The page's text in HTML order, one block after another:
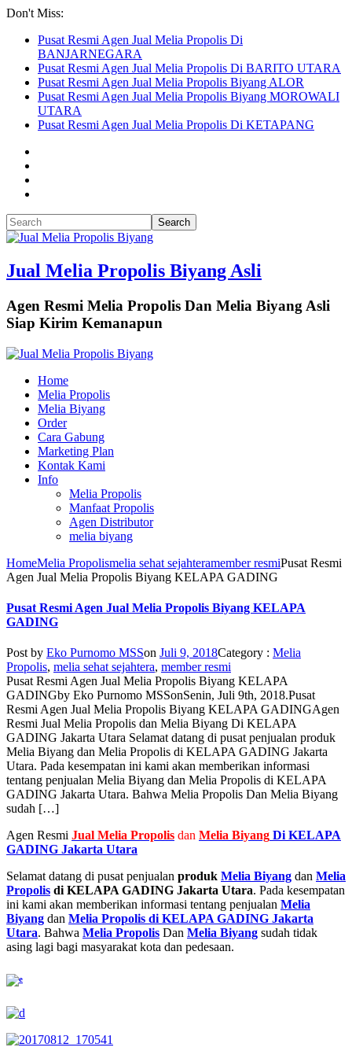
Don't Miss:
Pusat Resmi Agen Jual Melia Propolis Di
BANJARNEGARA
Pusat Resmi Agen Jual Melia Propolis Di BARITO UTARA
Pusat Resmi Agen Jual Melia Propolis Biyang ALOR
Pusat Resmi Agen Jual Melia Propolis Biyang MOROWALI
UTARA
Pusat Resmi Agen Jual Melia Propolis Di KETAPANG
Jual Melia Propolis Biyang Asli
Agen Resmi Melia Propolis Dan Melia Biyang Asli
Siap Kirim Kemanapun
Home
Melia Propolis
Melia Biyang
Order
Cara Gabung
Marketing Plan
Kontak Kami
Info
Melia Propolis
Manfaat Propolis
Agen Distributor
melia biyang
HomeMelia Propolismelia sehat sejahteramember resmiPusat Resmi
Agen Jual Melia Propolis Biyang KELAPA GADING
Pusat Resmi Agen Jual Melia Propolis Biyang KELAPA
GADING
Post by Eko Purnomo MSSon Juli 9, 2018Category : Melia
Propolis, melia sehat sejahtera, member resmi
Pusat Resmi Agen Jual Melia Propolis Biyang KELAPA
GADINGby Eko Purnomo MSSonSenin, Juli 9th, 2018.Pusat
Resmi Agen Jual Melia Propolis Biyang KELAPA GADINGAgen
Resmi Jual Melia Propolis dan Melia Biyang Di KELAPA
GADING Jakarta Utara Selamat datang di pusat penjualan produk
Melia Biyang dan Melia Propolis di KELAPA GADING Jakarta
Utara. Pada kesempatan ini kami akan memberikan informasi
tentang penjualan Melia Biyang dan Melia Propolis di KELAPA
GADING Jakarta Utara. Bahwa Melia Propolis Dan Melia Biyang
sudah […]
Agen Resmi Jual Melia Propolis dan Melia Biyang Di KELAPA
GADING Jakarta Utara
Selamat datang di pusat penjualan produk Melia Biyang dan Melia
Propolis di KELAPA GADING Jakarta Utara. Pada kesempatan
ini kami akan memberikan informasi tentang penjualan Melia
Biyang dan Melia Propolis di KELAPA GADING Jakarta
Utara. Bahwa Melia Propolis Dan Melia Biyang sudah tidak
asing lagi bagi masyarakat kota dan pedesaan.